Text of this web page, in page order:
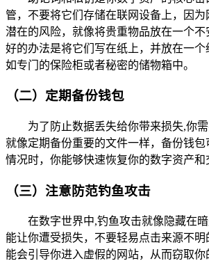
管，不要将它们存储在联网设备上，因
潜在的风险，就像将贵重物品放在一个
好的办法是将它们写在纸上，并放在一
如专门的保险柜或者秘密的储物箱中。
（二）定期备份钱包
为了防止数据丢失给你带来损失,你需
就像定期备份重要的文件一样，备份钱
情况时，你能够快速恢复你的数字资产和
（三）注意防范钓鱼攻击
在数字世界中,钓鱼攻击就像隐藏在
能让你遭受损失，不要轻易点击来源不
能会引导你进入虚假的网站，从而窃取